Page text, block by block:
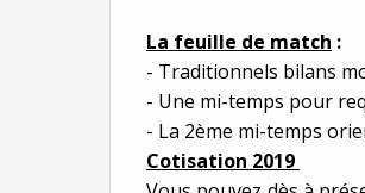
La feuille de match :
- Traditionnels bilans
- Une mi-temps pour
- La 2ème mi-temps
Cotisation 2019